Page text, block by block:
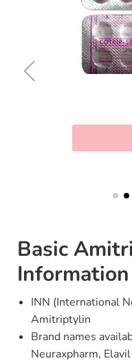
Basic
Information
INN (International
Amitriptylin
Brand names
Neuraxpharm, Elavil